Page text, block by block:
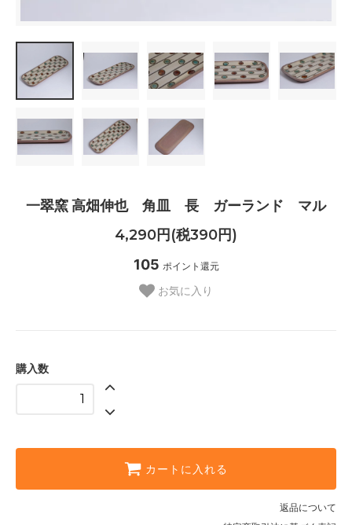
一翠窯 高畑伸也 角皿 長 ガーランド マル
4,290円(税390円)
105 ポイント還元
お気に入り
購入数
カートに入れる
返品について